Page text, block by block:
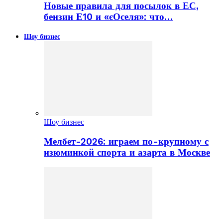
Новые правила для посылок в ЕС,
бензин Е10 и «єОселя»: что…
Шоу бизнес
Шоу бизнес
Мелбет-2026: играем по-крупному с
изюминкой спорта и азарта в Москве